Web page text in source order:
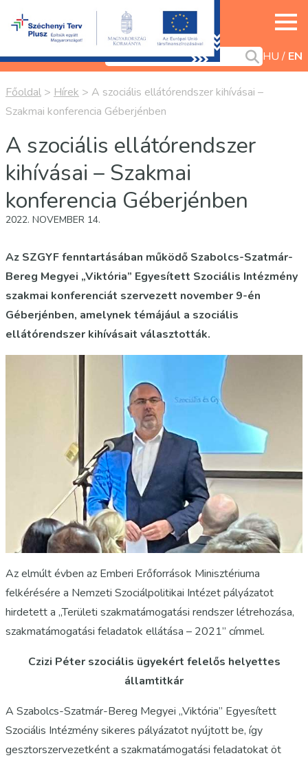
HU EN
Főoldal > Hírek > A szociális ellátórendszer kihívásai –
Szakmai konferencia Géberjénben
A szociális ellátórendszer
kihívásai – Szakmai
konferencia Géberjénben
2022. NOVEMBER 14.
Az SZGYF fenntartásában működő Szabolcs-Szatmár-
Bereg Megyei „Viktória” Egyesített Szociális Intézmény
szakmai konferenciát szervezett november 9-én
Géberjénben, amelynek témájául a szociális
ellátórendszer kihívásait választották.
Az elmúlt évben az Emberi Erőforrások Minisztériuma
felkérésére a Nemzeti Szociálpolitikai Intézet pályázatot
hirdetett a „Területi szakmatámogatási rendszer létrehozása,
szakmatámogatási feladatok ellátása – 2021” címmel.
Czizi Péter szociális ügyekért felelős helyettes
államtitkár
A Szabolcs-Szatmár-Bereg Megyei „Viktória” Egyesített
Szociális Intézmény sikeres pályázatot nyújtott be, így
gesztorszervezetként a szakmatámogatási feladatokat öt